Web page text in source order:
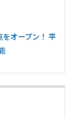
をオープン！ 平